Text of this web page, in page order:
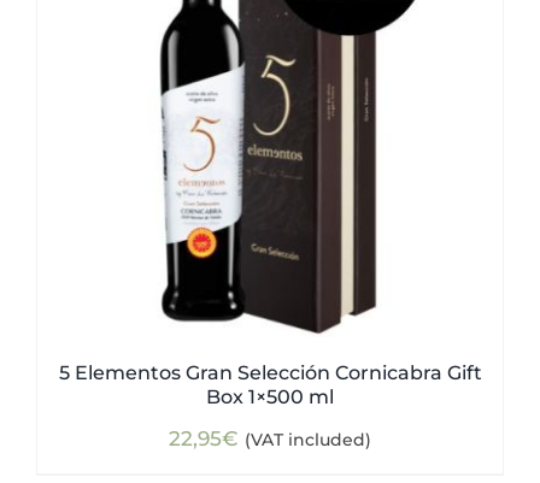
5 Elementos Gran Selección Cornicabra Gift
Box 1×500 ml
22,95€ (VAT included)